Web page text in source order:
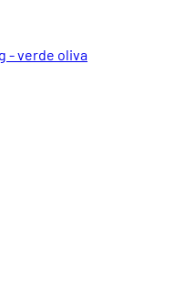
- verde oliva